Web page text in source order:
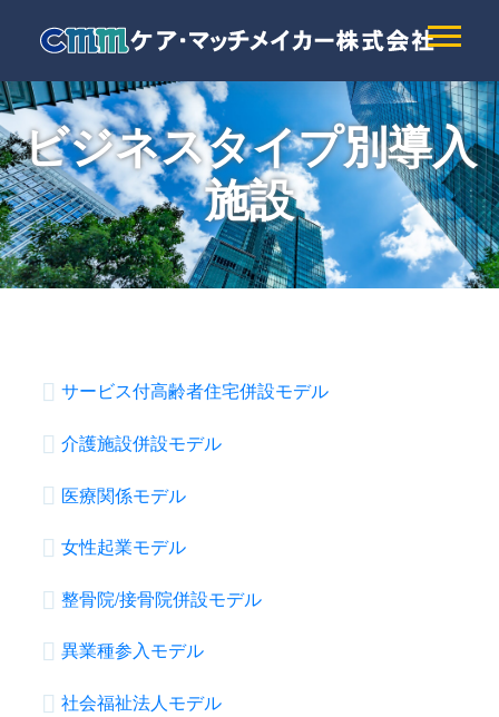
ビジネスタイプ別導入
施設
サービス付高齢者住宅併設モデル
介護施設併設モデル
医療関係モデル
女性起業モデル
整骨院/接骨院併設モデル
異業種参入モデル
社会福祉法人モデル